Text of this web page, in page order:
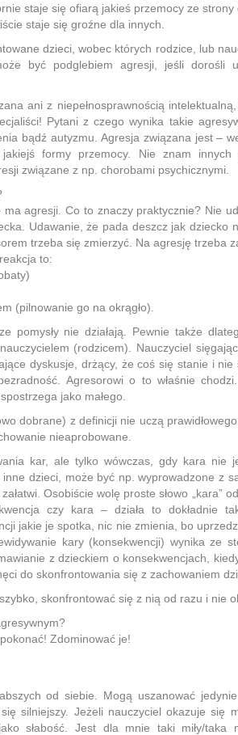
staje się ofiarą jakieś przemocy ze strony
staje się groźne dla innych.
dzieci, wobec których rodzice, lub
być podglebiem agresji, jeśli dorośli
ani z niepełnosprawnością
Pytani z czego wynika takie
bądź autyzmu. Agresja związana jest –
formy przemocy. Nie znam innych
związane z np. chorobami psychicznymi.
agresji. Co to znaczy praktycznie? Nie
Udawanie, że pada deszcz jak dziecko
trzeba się zmierzyć. Na agresję trzeba
to:
(pilnowanie go na okrągło).
pomysły nie działają. Pewnie także
(rodzicem). Nauczyciel
dyskusje, drżący, że coś się stanie i nie
Agresorowi o to właśnie
jako małego.
dobrane) z definicji nie uczą
nieaprobowane.
kar, ale tylko wówczas, gdy kara nie
dzieci, może być np. wyprowadzone z
Osobiście wolę proste słowo „kara” od
czy kara – działa to dokładnie
jakie je spotka, nic nie zmienia, bo
kary (konsekwencji) wynika ze
z dzieckiem o konsekwencjach,
do skonfrontowania się z zachowaniem
skonfrontować się z nią od razu i nie
Zdominować je!
od siebie. Mogą uszanować
silniejszy. Jeżeli nauczyciel okazuje się
słabość. Jest dla mnie taki miły/taka